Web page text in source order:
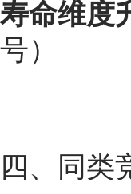
寿命维度
号）
四、同类